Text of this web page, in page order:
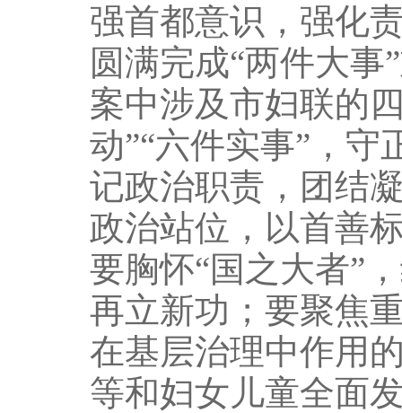
强首都意识，强化
圆满完成“两件大
案中涉及市妇联的
动”“六件实事”，
记政治职责，团结
政治站位，以首善
要胸怀“国之大者”
再立新功；要聚焦
在基层治理中作用
等和妇女儿童全面